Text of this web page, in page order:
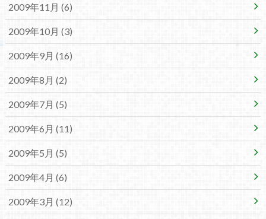
2009年11月 (6)
2009年10月 (3)
2009年9月 (16)
2009年8月 (2)
2009年7月 (5)
2009年6月 (11)
2009年5月 (5)
2009年4月 (6)
2009年3月 (12)